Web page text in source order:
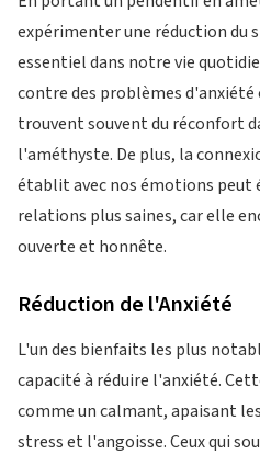
expérimenter une réduction du
essentiel dans notre vie
contre des problèmes d'anxiété
trouvent souvent du réconfort
l'améthyste. De plus, la
établit avec nos émotions peut
relations plus saines, car elle
ouverte et honnête.
Réduction de l'Anxiété
L'un des bienfaits les plus
capacité à réduire l'anxiété.
comme un calmant, apaisant
stress et l'angoisse. Ceux qui